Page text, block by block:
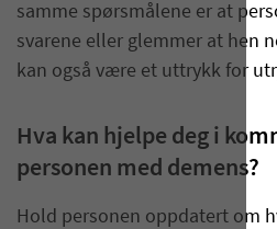
samme spørsmålene er at
svarene eller glemmer at hen
kan også være et uttrykk for
Hva kan hjelpe deg i
personen med demens?
Hold personen oppdatert om